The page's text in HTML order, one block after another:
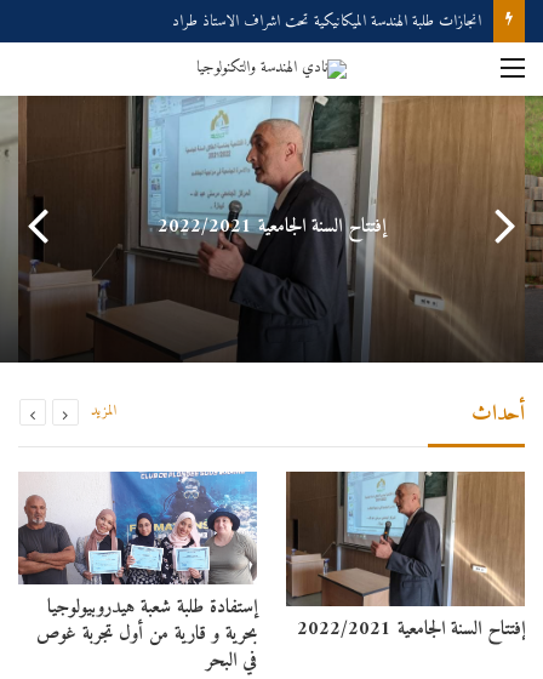
انجازات طلبة الهندسة الميكانيكية تحت اشراف الاستاذ طراد
إفتتاح السنة الجامعية 2022/2021
أحداث المزيد
إفتتاح السنة الجامعية 2022/2021
إستفادة طلبة شعبة هيدروبيولوجيا
بحرية و قارية من أول تجربة غوص
في البحر